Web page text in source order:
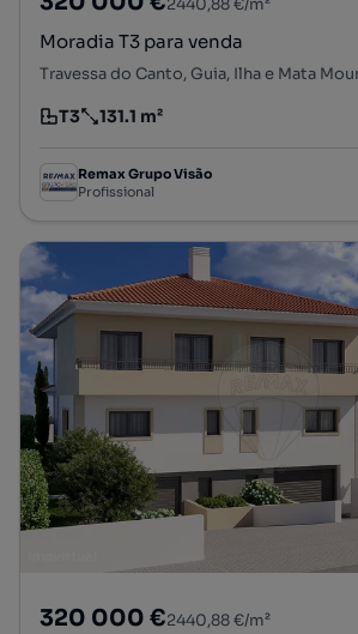
Moradia T3 para venda
Tipologia
T3
Preço por metro quadrado
131.1 m²
Remax Grupo Visão
Profissional
320 000 €2440,88 €/m²